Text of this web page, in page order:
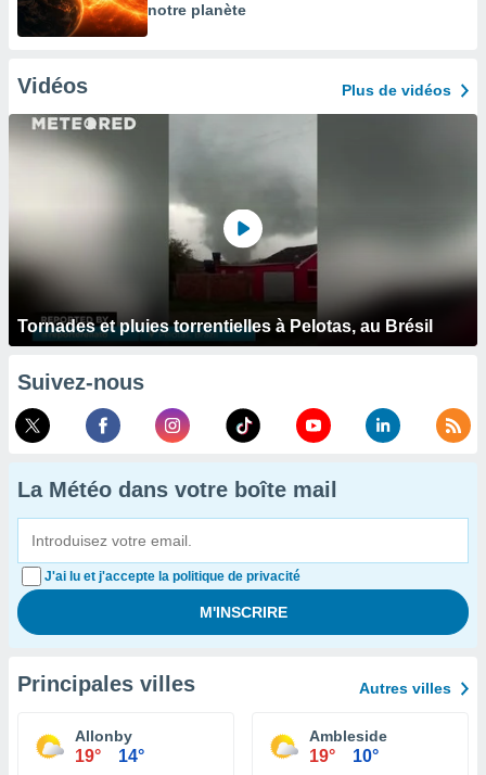
notre planète
Vidéos Plus de vidéos
Tornades et pluies torrentielles à Pelotas, au Brésil
Suivez-nous
La Météo dans votre boîte mail
J'ai lu et j'accepte la politique de privacité
Principales villes Autres villes
Allonby
19° 14°
Ambleside
19° 10°